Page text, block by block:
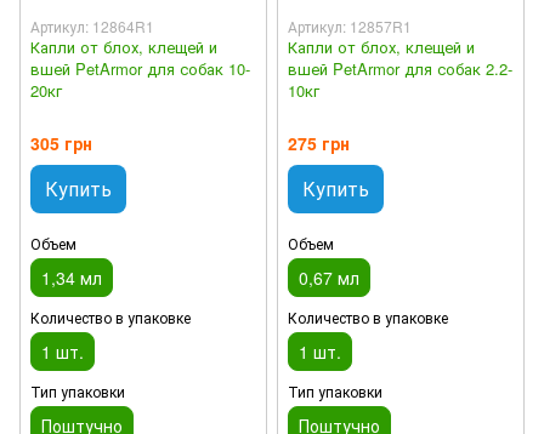
Артикул: 12864R1
Капли от блох, клещей и
вшей PetArmor для собак 10-
20кг
305 грн
Купить
Объем
1,34 мл
Количество в упаковке
1 шт.
Тип упаковки
Поштучно
Артикул: 12857R1
Капли от блох, клещей и
вшей PetArmor для собак 2.2-
10кг
275 грн
Купить
Объем
0,67 мл
Количество в упаковке
1 шт.
Тип упаковки
Поштучно